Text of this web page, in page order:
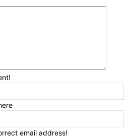
email address!